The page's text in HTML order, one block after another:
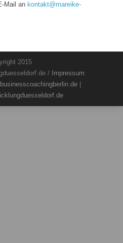
Mail an kontakt@mareike-
2015
/ Impressum
|